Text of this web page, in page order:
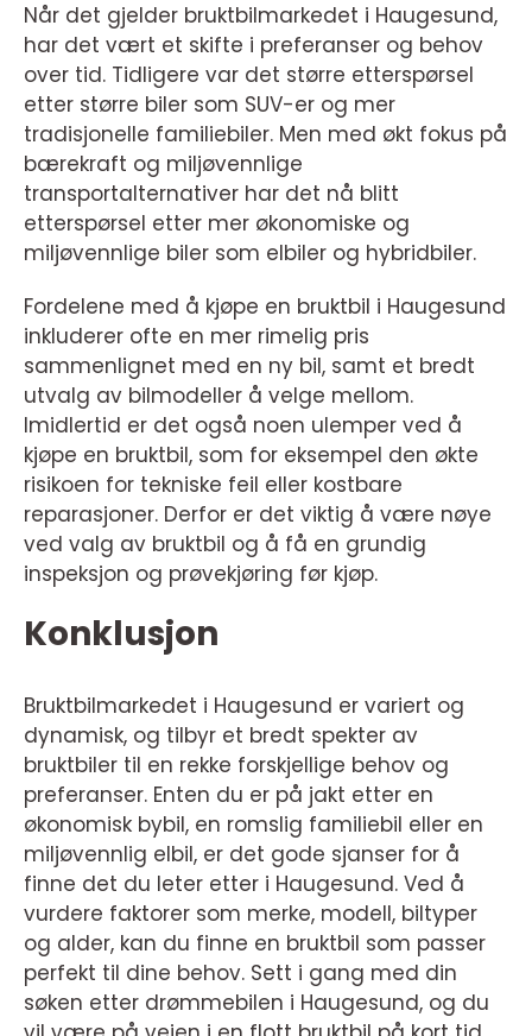
Når det gjelder bruktbilmarkedet i Haugesund,
har det vært et skifte i preferanser og behov
over tid. Tidligere var det større etterspørsel
etter større biler som SUV-er og mer
tradisjonelle familiebiler. Men med økt fokus på
bærekraft og miljøvennlige
transportalternativer har det nå blitt
etterspørsel etter mer økonomiske og
miljøvennlige biler som elbiler og hybridbiler.
Fordelene med å kjøpe en bruktbil i Haugesund
inkluderer ofte en mer rimelig pris
sammenlignet med en ny bil, samt et bredt
utvalg av bilmodeller å velge mellom.
Imidlertid er det også noen ulemper ved å
kjøpe en bruktbil, som for eksempel den økte
risikoen for tekniske feil eller kostbare
reparasjoner. Derfor er det viktig å være nøye
ved valg av bruktbil og å få en grundig
inspeksjon og prøvekjøring før kjøp.
Konklusjon
Bruktbilmarkedet i Haugesund er variert og
dynamisk, og tilbyr et bredt spekter av
bruktbiler til en rekke forskjellige behov og
preferanser. Enten du er på jakt etter en
økonomisk bybil, en romslig familiebil eller en
miljøvennlig elbil, er det gode sjanser for å
finne det du leter etter i Haugesund. Ved å
vurdere faktorer som merke, modell, biltyper
og alder, kan du finne en bruktbil som passer
perfekt til dine behov. Sett i gang med din
søken etter drømmebilen i Haugesund, og du